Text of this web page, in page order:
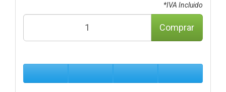
*IVA Incluido
Comprar